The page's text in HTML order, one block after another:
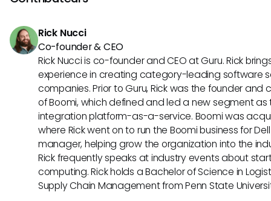
plateformes, ce qui conduirait à des résultats marketing
Rick Nucci
Co-founder & CEO
Rick Nucci is co-founder and CEO at Guru. Rick
experience in creating category-leading software
companies. Prior to Guru, Rick was the founder
of Boomi, which defined and led a new segment
integration platform-as-a-service. Boomi was
where Rick went on to run the Boomi business for
manager, helping grow the organization into the
Rick frequently speaks at industry events about
computing. Rick holds a Bachelor of Science in
Supply Chain Management from Penn State